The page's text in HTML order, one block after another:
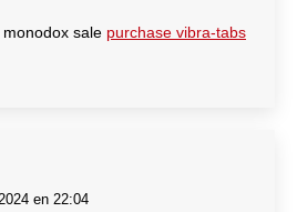
sale purchase vibra-tabs
en 22:04